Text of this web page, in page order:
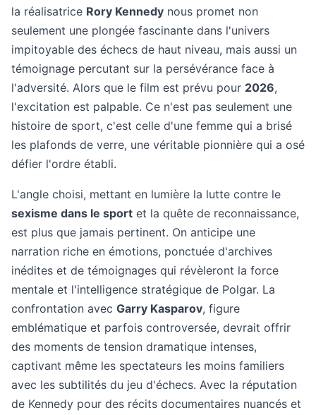
la réalisatrice Rory Kennedy nous promet non
seulement une plongée fascinante dans l'univers
impitoyable des échecs de haut niveau, mais aussi un
témoignage percutant sur la persévérance face à
l'adversité. Alors que le film est prévu pour 2026,
l'excitation est palpable. Ce n'est pas seulement une
histoire de sport, c'est celle d'une femme qui a brisé
les plafonds de verre, une véritable pionnière qui a osé
défier l'ordre établi.
L'angle choisi, mettant en lumière la lutte contre le
sexisme dans le sport et la quête de reconnaissance,
est plus que jamais pertinent. On anticipe une
narration riche en émotions, ponctuée d'archives
inédites et de témoignages qui révèleront la force
mentale et l'intelligence stratégique de Polgar. La
confrontation avec Garry Kasparov, figure
emblématique et parfois controversée, devrait offrir
des moments de tension dramatique intenses,
captivant même les spectateurs les moins familiers
avec les subtilités du jeu d'échecs. Avec la réputation
de Kennedy pour des récits documentaires nuancés et